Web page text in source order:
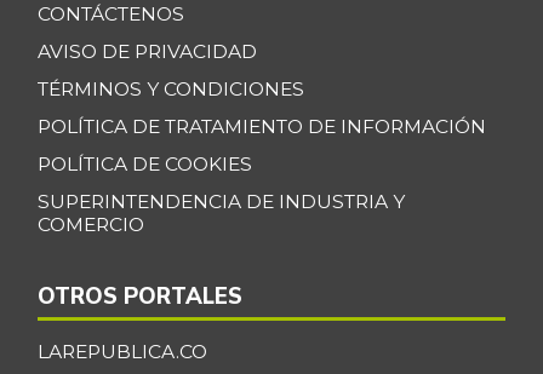
CONTÁCTENOS
AVISO DE PRIVACIDAD
TÉRMINOS Y CONDICIONES
POLÍTICA DE TRATAMIENTO DE INFORMACIÓN
POLÍTICA DE COOKIES
SUPERINTENDENCIA DE INDUSTRIA Y
COMERCIO
OTROS PORTALES
LAREPUBLICA.CO